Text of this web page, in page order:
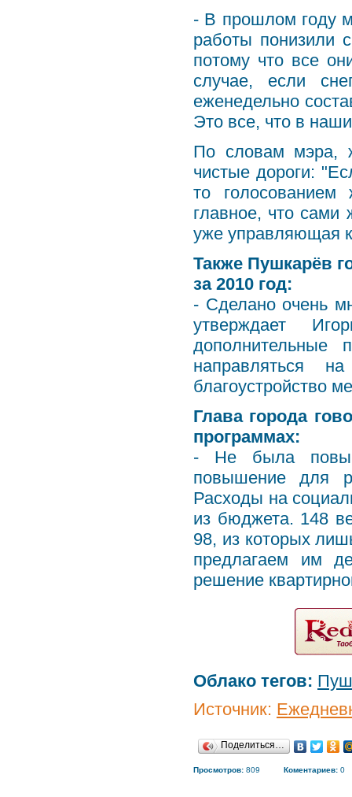
- В прошлом году
работы понизили
потому что все
случае, если
еженедельно
Это все, что в
По словам мэра,
чистые дороги:
то
главное, что
уже управляющая
Также Пушкарёв
за 2010 год:
- Сделано очень
утверждает
дополнительные
направляться
благоустройство
Глава города
программах:
- Не была
повышение для
Расходы на
из бюджета. 148
98, из которых
предлагаем им
решение
Облако тегов:
Источник:
Поделиться…
Просмотров: 809 Коментариев: 0